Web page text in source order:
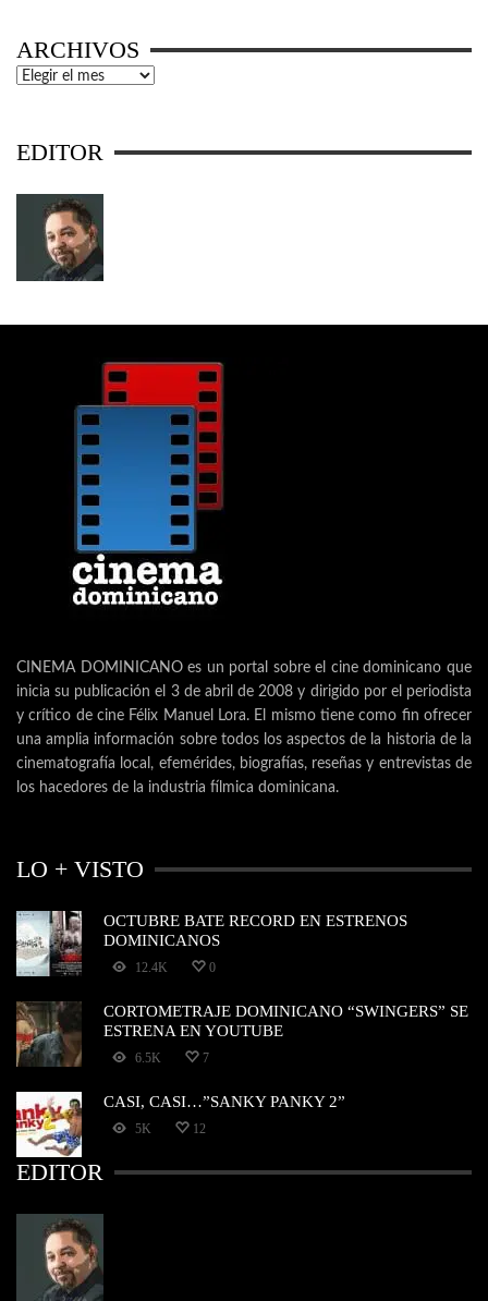
ARCHIVOS
Archivos
EDITOR
CINEMA DOMINICANO es un portal sobre el cine dominicano que
inicia su publicación el 3 de abril de 2008 y dirigido por el periodista
y crítico de cine Félix Manuel Lora. El mismo tiene como fin ofrecer
una amplia información sobre todos los aspectos de la historia de la
cinematografía local, efemérides, biografías, reseñas y entrevistas de
los hacedores de la industria fílmica dominicana.
LO + VISTO
OCTUBRE BATE RECORD EN ESTRENOS
DOMINICANOS
12.4K 0
CORTOMETRAJE DOMINICANO “SWINGERS” SE
ESTRENA EN YOUTUBE
6.5K 7
CASI, CASI…”SANKY PANKY 2”
5K 12
EDITOR